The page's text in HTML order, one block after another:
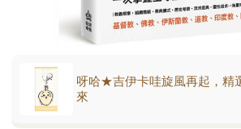
呀哈★吉伊卡哇旋風再起，精
來